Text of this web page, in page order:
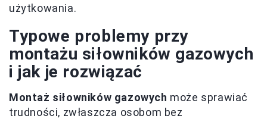
użytkowania.
Typowe problemy przy
montażu siłowników gazowych
i jak je rozwiązać
Montaż siłowników gazowych może sprawiać
trudności, zwłaszcza osobom bez